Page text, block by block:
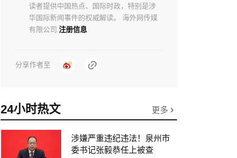
读者提供中国热点、国际时政，特别是涉
华国际新闻事件的权威解读。 海外网传媒
有限公司 注册信息
分享作者至
24小时热文 更多
涉嫌严重违纪违法！泉州市
委书记张毅恭任上被查